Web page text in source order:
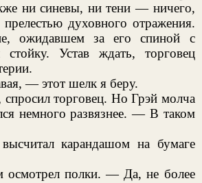
ни синевы, ни тени — ничего,
духовного отражения.
ожидавшем за его спиной с
Устав ждать, торговец
— этот шелк я беру.
торговец. Но Грэй молча
немного развязнее. — В таком
карандашом на бумаге
полки. — Да, не более